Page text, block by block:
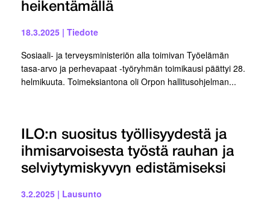
heikentämällä
18.3.2025 | Tiedote
Sosiaali- ja terveysministeriön alla toimivan Työelämän
tasa-arvo ja perhevapaat -työryhmän toimikausi päättyi 28.
helmikuuta. Toimeksiantona oli Orpon hallitusohjelman...
ILO:n suositus työllisyydestä ja
ihmisarvoisesta työstä rauhan ja
selviytymiskyvyn edistämiseksi
3.2.2025 | Lausunto